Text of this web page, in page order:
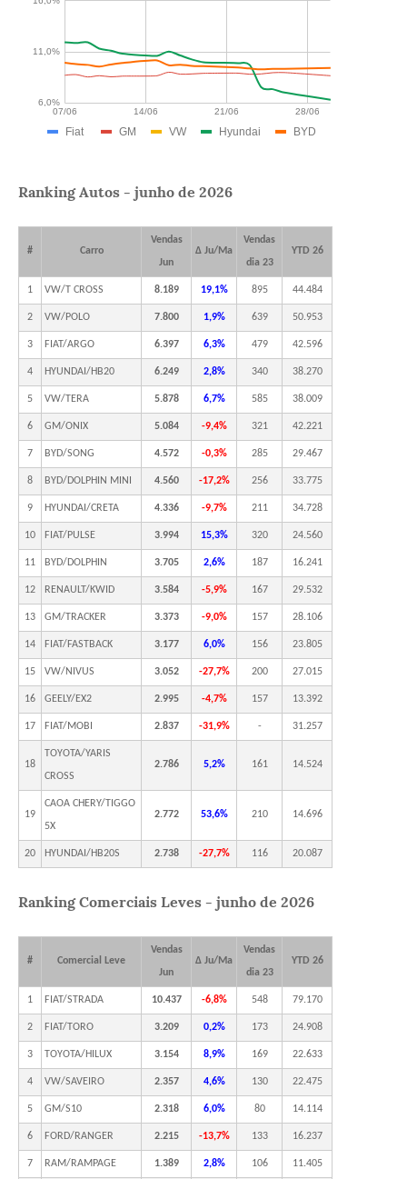
Ranking Autos - junho de 2026
# Carro
Vendas
Jun
Δ Ju/Ma
Vendas
dia 23
YTD 26
1 VW/T CROSS 8.189 19,1% 895 44.484
2 VW/POLO 7.800 1,9% 639 50.953
3 FIAT/ARGO 6.397 6,3% 479 42.596
4 HYUNDAI/HB20 6.249 2,8% 340 38.270
5 VW/TERA 5.878 6,7% 585 38.009
6 GM/ONIX 5.084 -9,4% 321 42.221
7 BYD/SONG 4.572 -0,3% 285 29.467
8 BYD/DOLPHIN MINI 4.560 -17,2% 256 33.775
9 HYUNDAI/CRETA 4.336 -9,7% 211 34.728
10 FIAT/PULSE 3.994 15,3% 320 24.560
11 BYD/DOLPHIN 3.705 2,6% 187 16.241
12 RENAULT/KWID 3.584 -5,9% 167 29.532
13 GM/TRACKER 3.373 -9,0% 157 28.106
14 FIAT/FASTBACK 3.177 6,0% 156 23.805
15 VW/NIVUS 3.052 -27,7% 200 27.015
16 GEELY/EX2 2.995 -4,7% 157 13.392
17 FIAT/MOBI 2.837 -31,9% - 31.257
18
TOYOTA/YARIS
CROSS
2.786 5,2% 161 14.524
19
CAOA CHERY/TIGGO
5X
2.772 53,6% 210 14.696
20 HYUNDAI/HB20S 2.738 -27,7% 116 20.087
Ranking Comerciais Leves - junho de 2026
# Comercial Leve
Vendas
Jun
Δ Ju/Ma
Vendas
dia 23
YTD 26
1 FIAT/STRADA 10.437 -6,8% 548 79.170
2 FIAT/TORO 3.209 0,2% 173 24.908
3 TOYOTA/HILUX 3.154 8,9% 169 22.633
4 VW/SAVEIRO 2.357 4,6% 130 22.475
5 GM/S10 2.318 6,0% 80 14.114
6 FORD/RANGER 2.215 -13,7% 133 16.237
7 RAM/RAMPAGE 1.389 2,8% 106 11.405